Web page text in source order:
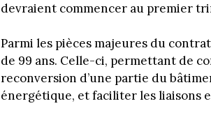
devraient commencer au premier
Parmi les pièces majeures du
de 99 ans. Celle-ci, permettant de
reconversion d’une partie du
énergétique, et faciliter les liaisons